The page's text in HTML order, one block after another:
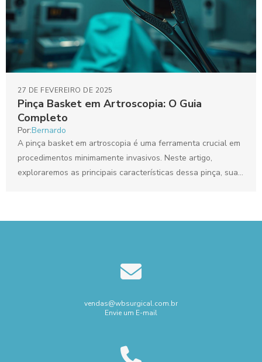
Pinça Basket em Artroscopia: O Guia
Completo
27 DE FEVEREIRO DE 2025
Por:Bernardo
A pinça basket em artroscopia é uma ferramenta crucial em
procedimentos minimamente invasivos. Neste artigo,
exploraremos as principais características dessa pinça, sua
vendas@wbsurgical.com.br
Envie um E-mail